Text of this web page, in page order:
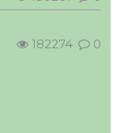
65 0
182274 0